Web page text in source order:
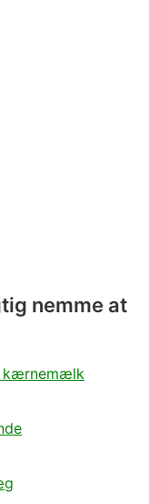
nemme at
kærnemælk